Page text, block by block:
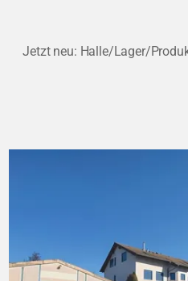
Jetzt neu: Halle/Lager/